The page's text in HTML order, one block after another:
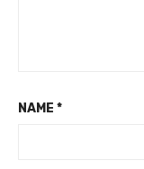
NAME *